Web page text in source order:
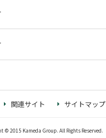
関連サイト サイトマップ
© 2015 Kameda Group. All Rights Reserved.